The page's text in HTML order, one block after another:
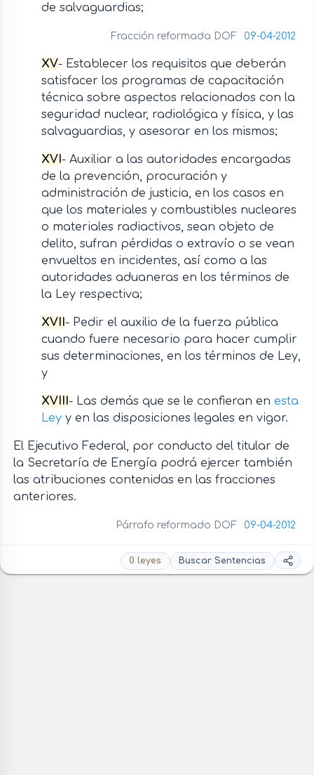
de salvaguardias;
Fracción reformada DOF 09-04-2012
XV- Establecer los requisitos que deberán
satisfacer los programas de capacitación
técnica sobre aspectos relacionados con la
seguridad nuclear, radiológica y física, y las
salvaguardias, y asesorar en los mismos;
XVI - Auxiliar a las autoridades encargadas
de la prevención, procuración y
administración de justicia, en los casos en
que los materiales y combustibles nucleares
o materiales radiactivos, sean objeto de
delito, sufran pérdidas o extravío o se vean
envueltos en incidentes, así como a las
autoridades aduaneras en los términos de
la Ley respectiva;
XVII - Pedir el auxilio de la fuerza pública
cuando fuere necesario para hacer cumplir
sus determinaciones, en los términos de Ley,
y
XVIII - Las demás que se le confieran en esta
Leyy en las disposiciones legales en vigor.
El Ejecutivo Federal, por conducto del titular de
la Secretaría de Energía podrá ejercer también
las atribuciones contenidas en las fracciones
anteriores.
Párrafo reformado DOF 09-04-2012
0 leyes Buscar Sentencias